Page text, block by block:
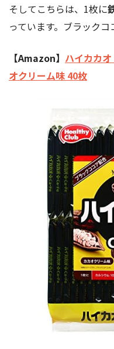
そしてこちらは、1枚に
っています。ブラックコ
【Amazon】 ハイカカ
オクリーム味 40枚